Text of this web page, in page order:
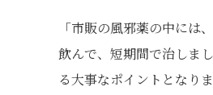
「市販の風邪薬の中に
飲んで、短期間で治しま
る大事なポイントとなり